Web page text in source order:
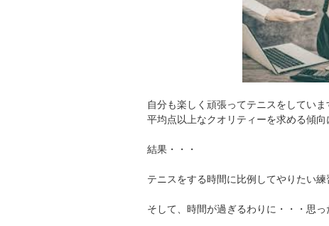
自分も楽しく頑張ってテニスをしてい
平均点以上なクオリティーを求める傾向
結果・・・
テニスをする時間に比例してやりたい練
そして、時間が過ぎるわりに・・・思っ